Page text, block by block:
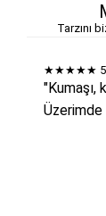
Tarzını
★★★★★
"Kumaşı,
Üzerimde